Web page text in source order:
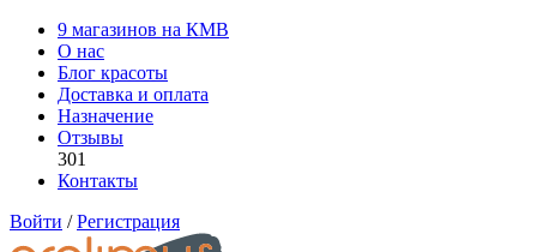
9 магазинов на КМВ
О нас
Блог красоты
Доставка и оплата
Назначение
Отзывы
301
Контакты
Войти / Регистрация